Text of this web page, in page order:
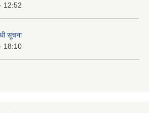
12:52
सूचना
18:10